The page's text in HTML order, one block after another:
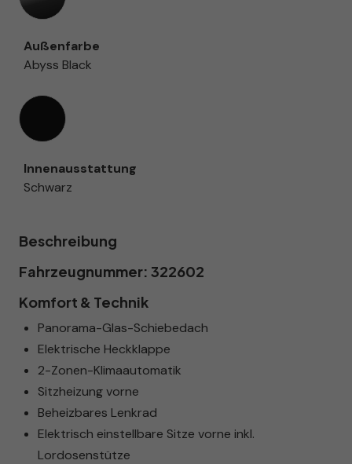
Außenfarbe
Abyss Black
Innenausstattung
Innenausstattung
Schwarz
Beschreibung
Fahrzeugnummer: 322602
Komfort & Technik
Panorama-Glas-Schiebedach
Elektrische Heckklappe
2-Zonen-Klimaautomatik
Sitzheizung vorne
Beheizbares Lenkrad
Elektrisch einstellbare Sitze vorne inkl.
Lordosenstütze